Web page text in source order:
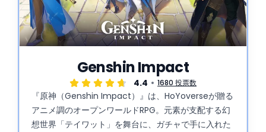
Genshin Impact
4.4 1680 投票数
『原神（Genshin Impact）』は、HoYoverseが贈る
アニメ調のオープンワールドRPG。元素が支配する幻
想世界「テイワット」を舞台に、ガチャで手に入れた